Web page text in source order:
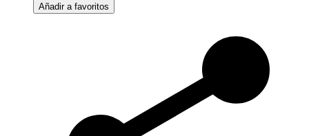
Añadir a favoritos